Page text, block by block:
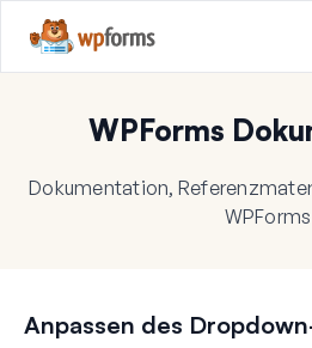
WPForms
Dokumentation,
WPForms
Anpassen des